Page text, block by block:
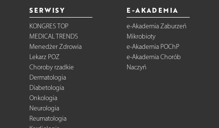
SERWISY
KONGRES TOP
MEDICAL TRENDS
Menedżer Zdrowia
Lekarz POZ
Choroby rzadkie
Dermatologia
Diabetologia
Onkologia
Neurologia
Reumatologia
E-AKADEMIA
e-Akademia Zaburzeń
Mikrobioty
e-Akademia POChP
e-Akademia Chorób
Naczyń